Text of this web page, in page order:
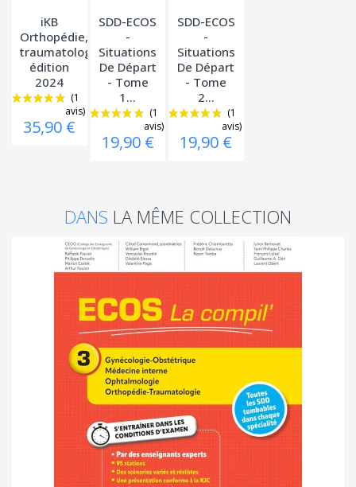
iKB
Orthopédie,
traumatologie
édition
2024
35,90 €
SDD-ECOS
-
Situations
De Départ
- Tome
1...
19,90 €
SDD-ECOS
-
Situations
De Départ
- Tome
2...
19,90 €
DANS LA MÊME COLLECTION